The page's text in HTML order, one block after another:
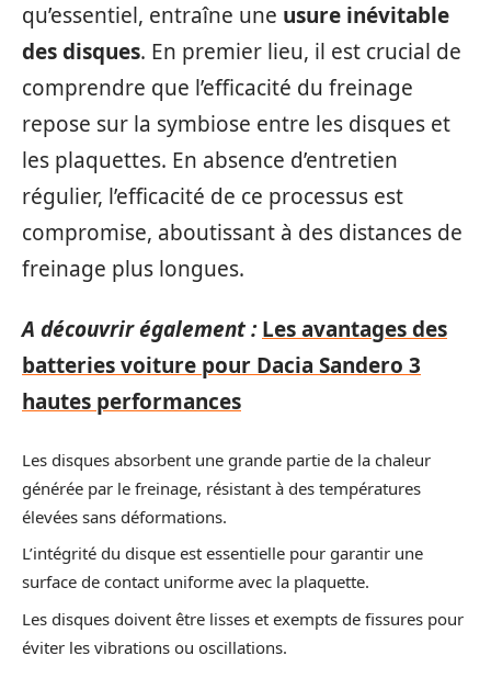
qu’essentiel, entraîne une usure inévitable
des disques. En premier lieu, il est crucial de
comprendre que l’efficacité du freinage
repose sur la symbiose entre les disques et
les plaquettes. En absence d’entretien
régulier, l’efficacité de ce processus est
compromise, aboutissant à des distances de
freinage plus longues.
A découvrir également : Les avantages des
batteries voiture pour Dacia Sandero 3
hautes performances
Les disques absorbent une grande partie de la chaleur
générée par le freinage, résistant à des températures
élevées sans déformations.
L’intégrité du disque est essentielle pour garantir une
surface de contact uniforme avec la plaquette.
Les disques doivent être lisses et exempts de fissures pour
éviter les vibrations ou oscillations.